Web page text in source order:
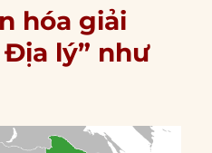
hóa giải
lý” như